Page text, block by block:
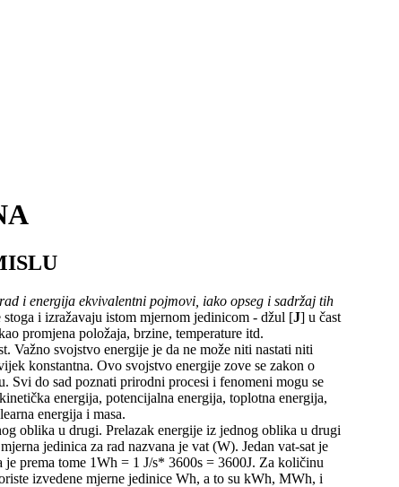
i energija ekvivalentni pojmovi, iako opseg i sadržaj tih
i izražavaju istom mjernom jedinicom - džul [J] u čast
promjena položaja, brzine, temperature itd.
Važno svojstvo energije je da ne može niti nastati niti
konstantna. Ovo svojstvo energije zove se zakon o
Svi do sad poznati prirodni procesi i fenomeni mogu se
energija, potencijalna energija, toplotna energija,
energija i masa.
oblika u drugi. Prelazak energije iz jednog oblika u drugi
jedinica za rad nazvana je vat (W). Jedan vat-sat je
je prema tome 1Wh = 1 J/s* 3600s = 3600J. Za količinu
izvedene mjerne jedinice Wh, a to su kWh, MWh, i